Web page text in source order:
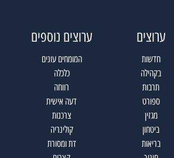
ערוצים
חדשות
בקהילה
תרבות
ספורט
מגזין
ביטחון
בריאות
ערוצים נוספים
המומחים עונים
כלכלה
רווחה
דעה אישית
צרכנות
קולינריה
דת ומסורת